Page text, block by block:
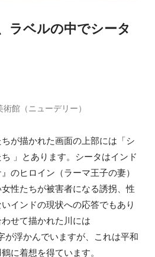
ラベルの中でシータ
館（ニューデリー）
が描かれた画面の上部には「シ
とあります。シータはインド
のヒロイン（ラーマ王子の妻）
性たちが被害者になる誘拐、性
インドの現状への応答でもあり
せて描かれた川には
が浮かんでいますが、これは平和
に着想を得ています。